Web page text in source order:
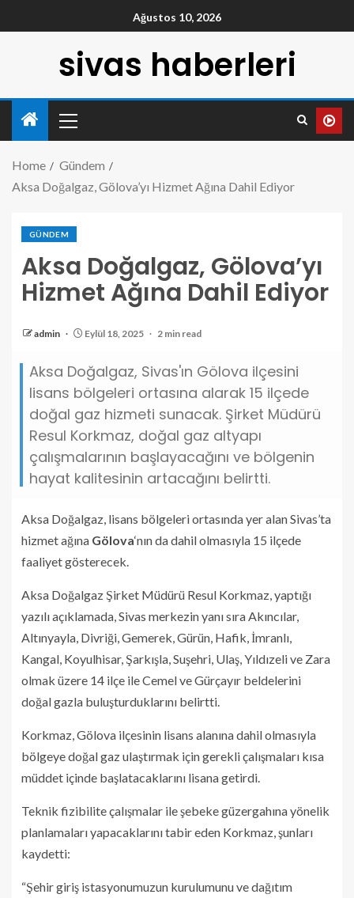
Ağustos 10, 2026
sivas haberleri
Home
Gündem
Aksa Doğalgaz, Gölova’yı Hizmet Ağına Dahil Ediyor
GÜNDEM
Aksa Doğalgaz, Gölova’yı
Hizmet Ağına Dahil Ediyor
admin Eylül 18, 2025 2 min read
Aksa Doğalgaz, Sivas'ın Gölova ilçesini
lisans bölgeleri ortasına alarak 15 ilçede
doğal gaz hizmeti sunacak. Şirket Müdürü
Resul Korkmaz, doğal gaz altyapı
çalışmalarının başlayacağını ve bölgenin
hayat kalitesinin artacağını belirtti.
Aksa Doğalgaz, lisans bölgeleri ortasında yer alan Sivas’ta
hizmet ağına Gölova‘nın da dahil olmasıyla 15 ilçede
faaliyet gösterecek.
Aksa Doğalgaz Şirket Müdürü Resul Korkmaz, yaptığı
yazılı açıklamada, Sivas merkezin yanı sıra Akıncılar,
Altınyayla, Divriği, Gemerek, Gürün, Hafik, İmranlı,
Kangal, Koyulhisar, Şarkışla, Suşehri, Ulaş, Yıldızeli ve Zara
olmak üzere 14 ilçe ile Cemel ve Gürçayır beldelerini
doğal gazla buluşturduklarını belirtti.
Korkmaz, Gölova ilçesinin lisans alanına dahil olmasıyla
bölgeye doğal gaz ulaştırmak için gerekli çalışmaları kısa
müddet içinde başlatacaklarını lisana getirdi.
Teknik fizibilite çalışmalar ile şebeke güzergahına yönelik
planlamaları yapacaklarını tabir eden Korkmaz, şunları
kaydetti:
“Şehir giriş istasyonumuzun kurulumunu ve dağıtım